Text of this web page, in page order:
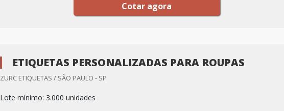
Cotar agora
ETIQUETAS PERSONALIZADAS PARA ROUPAS
ZURC ETIQUETAS / SÃO PAULO - SP
Lote mínimo: 3.000 unidades